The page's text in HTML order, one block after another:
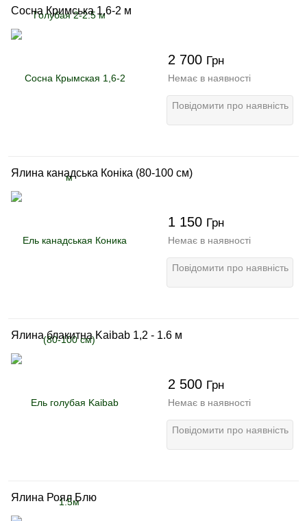
Сосна Кримська 1,6-2 м
2 700 Грн
Немає в наявності
Повідомити про наявність
Ялина канадська Коніка (80-100 см)
1 150 Грн
Немає в наявності
Повідомити про наявність
Ялина блакитна Kaibab 1,2 - 1.6 м
2 500 Грн
Немає в наявності
Повідомити про наявність
Ялина Роял Блю